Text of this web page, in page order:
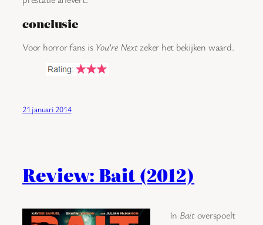
conclusie
Voor horror fans is You’re Nextzeker het bekijken waard.
21 januari 2014
Review: Bait (2012)
In Baitoverspoelt